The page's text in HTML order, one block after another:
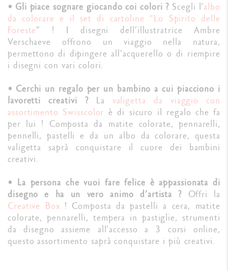
• Gli piace sognare giocando coi colori ? Scegli l’albo
da colorare e il set di cartoline “Lo Spirito delle
Foreste” ! I disegni dell’illustratrice Ambre
Verschaeve offrono un viaggio nella natura,
permettono di dipingere all’acquerello o di riempire
i disegni con vari colori.
• Cerchi un regalo per un bambino a cui piacciono i
lavoretti creativi ?La valigetta da viaggio con
assortimento Swisscolor è di sicuro il regalo che fa
per lui ! Composta da matite colorate, pennarelli,
pennelli, pastelli e da un albo da colorare, questa
valigetta saprà conquistare il cuore dei bambini
creativi.
• La persona che vuoi fare felice è appassionata di
disegno e ha un vero animo d’artista ? Offri la
Creative Box ! Composta da pastelli a cera, matite
colorate, pennarelli, tempera in pastiglie, strumenti
da disegno assieme all’accesso a 3 corsi online,
questo assortimento saprà conquistare i più creativi.